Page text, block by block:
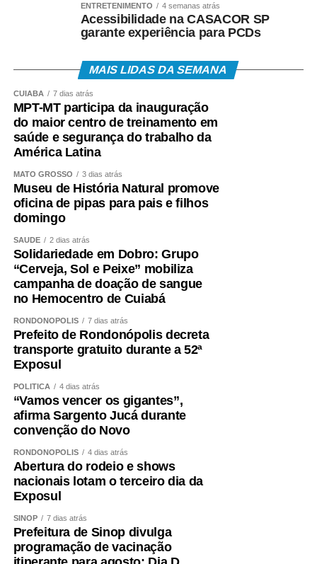
• Telefone 158 (Ministério do Trabalho);
• Atendimento Caixa ao Cidadão: 0800-726-0207.
A expectativa é que, em 2026, cerca de 22,2 milhões
de trabalhadores recebam o abono salarial.
COMENTE ABAIXO:
WhatsApp
Facebook
Twitter
Messenger
LinkedIn
Share
ENTRETENIMENTO 4 semanas atrás
Acessibilidade na CASACOR SP
garante experiência para PCDs
MAIS LIDAS DA SEMANA
CUIABÁ 7 dias atrás
MPT-MT participa da inauguração
do maior centro de treinamento em
saúde e segurança do trabalho da
América Latina
MATO GROSSO 3 dias atrás
Museu de História Natural promove
oficina de pipas para pais e filhos
domingo
SAÚDE 2 dias atrás
Solidariedade em Dobro: Grupo
“Cerveja, Sol e Peixe” mobiliza
campanha de doação de sangue
no Hemocentro de Cuiabá
RONDONÓPOLIS 7 dias atrás
Prefeito de Rondonópolis decreta
transporte gratuito durante a 52ª
Exposul
POLÍTICA 4 dias atrás
“Vamos vencer os gigantes”,
afirma Sargento Jucá durante
convenção do Novo
RONDONÓPOLIS 4 dias atrás
Abertura do rodeio e shows
nacionais lotam o terceiro dia da
Exposul
SINOP 7 dias atrás
Prefeitura de Sinop divulga
programação de vacinação